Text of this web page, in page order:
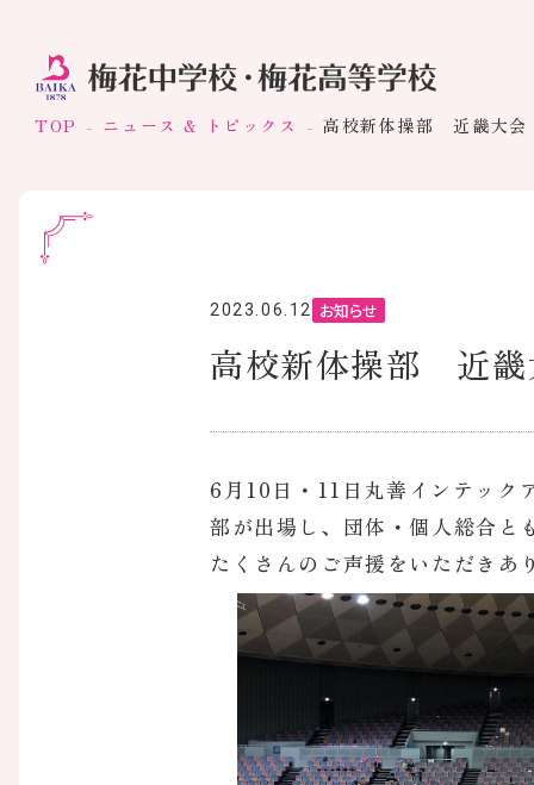
TOP ニュース & トピックス 高校新体操部 近畿大
2023.06.12 お知らせ
高校新体操部 近
6月10日・11日丸善インテック
部が出場し、団体・個人総合と
たくさんのご声援をいただきあ